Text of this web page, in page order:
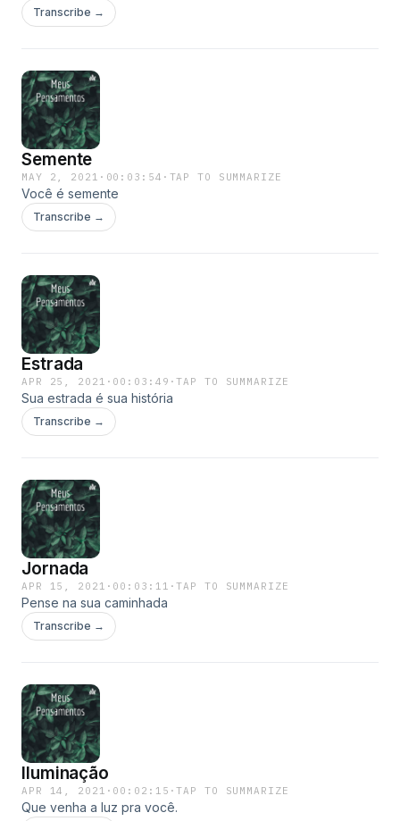
Transcribe →
Semente
MAY 2, 2021 · 00:03:54 · TAP TO SUMMARIZE
Você é semente
Transcribe →
Estrada
APR 25, 2021 · 00:03:49 ·TAP TO SUMMARIZE
Sua estrada é sua história
Transcribe →
Jornada
APR 15, 2021 · 00:03:11 ·TAP TO SUMMARIZE
Pense na sua caminhada
Transcribe →
Iluminação
APR 14, 2021 · 00:02:15 ·TAP TO SUMMARIZE
Que venha a luz pra você.